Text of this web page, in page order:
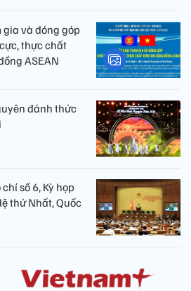
và đóng góp
thực chất
ASEAN
đánh thức
số 6, Kỳ họp
thứ Nhất, Quốc